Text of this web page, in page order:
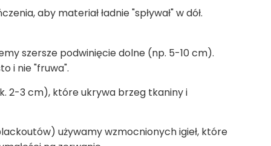
aby materiał ładnie "spływał" w dół.
szersze podwinięcie dolne (np. 5-10 cm).
i nie "fruwa".
2-3 cm), które ukrywa brzeg tkaniny i
używamy wzmocnionych igieł, które